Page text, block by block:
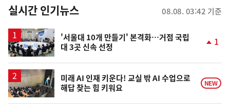
뉴
스
실시간 인기뉴스 08.08. 03:42 기준
'서울대 10개 만들기' 본격화…거점 국립
대 3곳 신속 선정
상
승
1
미래 AI 인재 키운다! 교실 밖 AI 수업으로
해답 찾는 힘 키워요
NEW